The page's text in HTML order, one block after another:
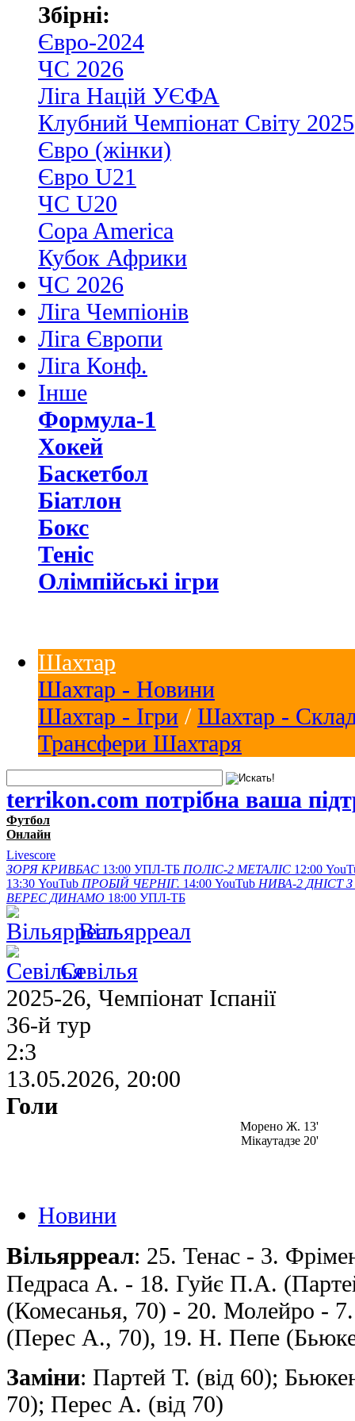
Збірні:
Євро-2024
ЧС 2026
Ліга Націй УЄФА
Клубний Чемпіонат Світу 2025
Євро (жінки)
Євро U21
ЧС U20
Copa America
Кубок Африки
ЧС 2026
Ліга Чемпіонів
Ліга Європи
Ліга Конф.
Інше
Формула-1
Хокей
Баскетбол
Біатлон
Бокс
Теніс
Олімпійські ігри
Шахтар
Шахтар - Новини
Шахтар - Ігри / Шахтар -
Трансфери Шахтаря
terrikon.com потрібна ваша
Футбол
Онлайн
Livescore
ЗОРЯ КРИВБАС 13:00 УПЛ-ТБ ПОЛІС-2 МЕТАЛІС 12:00
13:30 YouTub ПРОБІЙ ЧЕРНІГ. 14:00 YouTub НИВА-2 ДНІСТ З
ВЕРЕС ДИНАМО 18:00 УПЛ-ТБ
Вільярреал
Севілья
2025-26, Чемпiонат Іспанії
36-й тур
2:3
13.05.2026, 20:00
Голи
Морено Ж. 13'
Мікаутадзе 20'
Новини
Вільярреал: 25. Тенас - 3.
Педраса А. - 18. Гуйє П.А.
(Комесанья, 70) - 20. Молейро -
(Перес А., 70), 19. Н. Пепе
Заміни: Партей Т. (від 60);
70); Перес А. (від 70)